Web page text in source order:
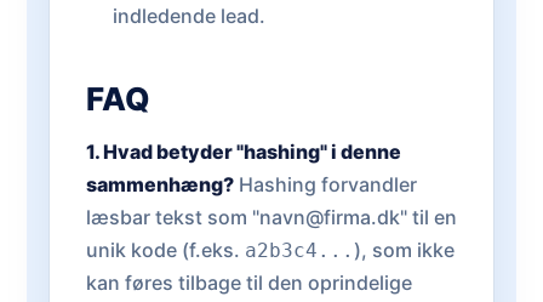
indledende lead.
FAQ
1. Hvad betyder "hashing" i denne
sammenhæng? Hashing forvandler
læsbar tekst som "navn@firma.dk" til en
unik kode (f.eks. a2b3c4... ), som ikke
kan føres tilbage til den oprindelige